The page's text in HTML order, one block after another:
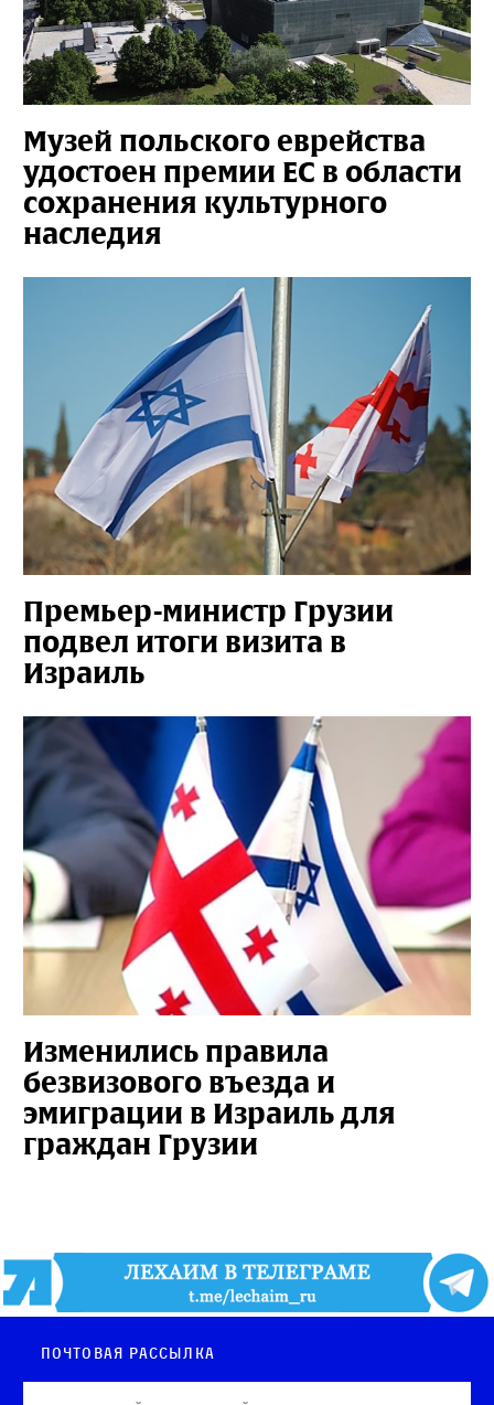
Музей польского еврейства
удостоен премии ЕС в области
сохранения культурного
наследия
Премьер-министр Грузии
подвел итоги визита в
Израиль
Изменились правила
безвизового въезда и
эмиграции в Израиль для
граждан Грузии
Почтовая рассылка